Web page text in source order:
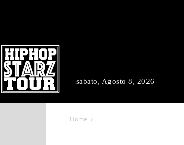
sabato, Agosto 8, 2026
Home